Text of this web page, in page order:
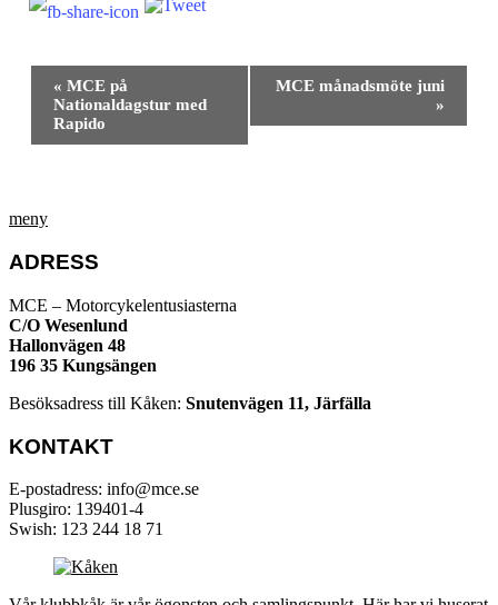
Evenemang-
navigering
« MCE på
Nationaldagstur med
Rapido
MCE månadsmöte juni
»
meny
ADRESS
MCE – Motorcykelentusiasterna
C/O Wesenlund
Hallonvägen 48
196 35 Kungsängen
Besöksadress till Kåken: Snutenvägen 11, Järfälla
KONTAKT
E-postadress: info@mce.se
Plusgiro: 139401-4
Swish: 123 244 18 71